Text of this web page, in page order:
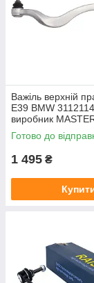
Важіль верхній
E39 BMW
виробник
Німеччина
Готово до
1 495 ₴